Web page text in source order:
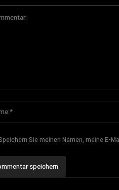
Sie meinen Namen, meine E-